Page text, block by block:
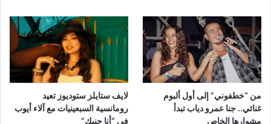
من “خطفوني” إلى أول ألبوم
غنائي.. جنا عمرو دياب تبدأ
مشوارها الخاص
لايف ستايلز ستوديوز تعيد
رومانسية السبعينيات مع آلاء أيوب
في “أنا جنبك”